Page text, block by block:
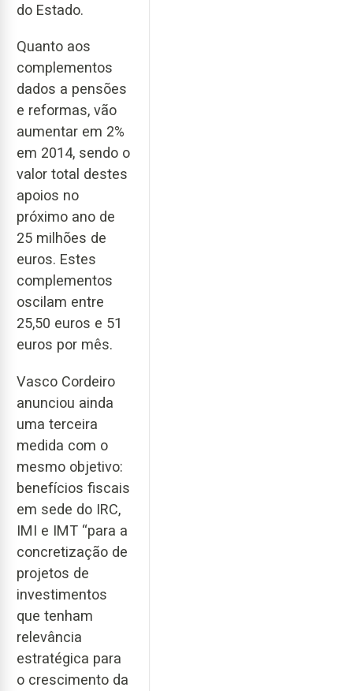
do Estado.
Quanto aos
complementos
dados a pensões
e reformas, vão
aumentar em 2%
em 2014, sendo o
valor total destes
apoios no
próximo ano de
25 milhões de
euros. Estes
complementos
oscilam entre
25,50 euros e 51
euros por mês.
Vasco Cordeiro
anunciou ainda
uma terceira
medida com o
mesmo objetivo:
benefícios fiscais
em sede do IRC,
IMI e IMT “para a
concretização de
projetos de
investimentos
que tenham
relevância
estratégica para
o crescimento da